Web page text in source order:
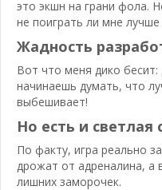
это экшн на грани фола.
не поиграть ли мне
Жадность
Вот что меня дико
начинаешь думать, что
выбешивает!
Но есть и светлая
По факту, игра реально
дрожат от адреналина,
лишних заморочек.